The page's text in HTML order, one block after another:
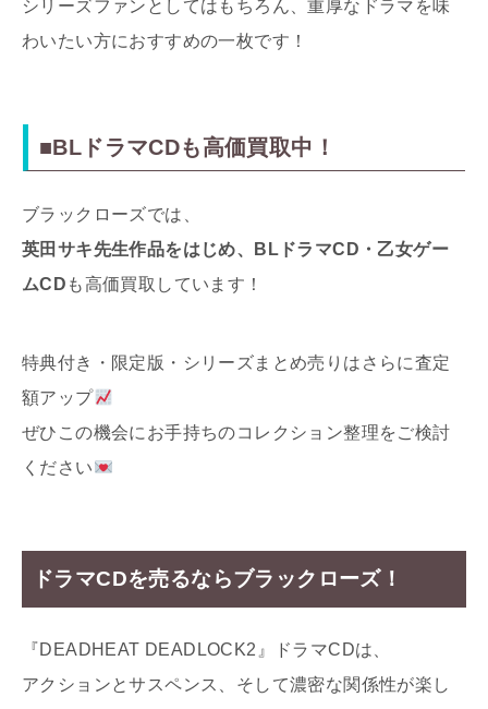
シリーズファンとしてはもちろん、重厚なドラマを味
わいたい方におすすめの一枚です！
■BLドラマCDも高価買取中！
ブラックローズでは、
英田サキ先生作品をはじめ、BLドラマCD・乙女ゲー
ムCD も高価買取しています！
特典付き・限定版・シリーズまとめ売りはさらに査定
額アップ
ぜひこの機会にお手持ちのコレクション整理をご検討
ください
ドラマCDを売るならブラックローズ！
『DEADHEAT DEADLOCK2』ドラマCDは、
アクションとサスペンス、そして濃密な関係性が楽し